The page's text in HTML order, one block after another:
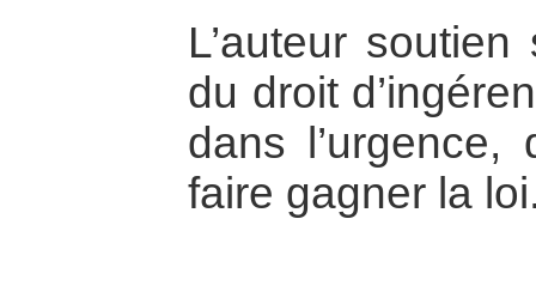
L’auteur
du droit
dans l’urgence,
faire gagner la